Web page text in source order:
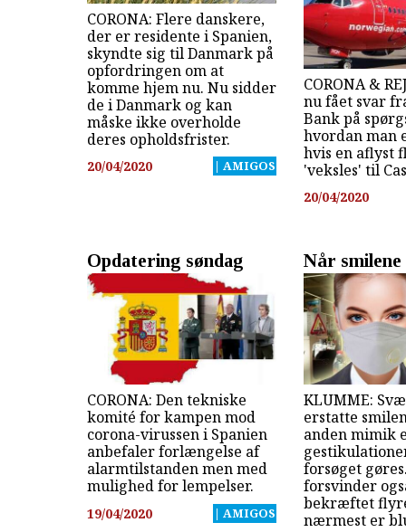
CORONA: Flere danskere,
der er residente i Spanien,
skyndte sig til Danmark på
opfordringen om at
komme hjem nu. Nu sidder
de i Danmark og kan
måske ikke overholde
deres opholdsfrister.
20/04/2020 | AMIGOS
CORONA &
nu fået svar
Bank på
hvordan man
hvis en aflyst
'veksles' til
20/04/2020
Opdatering søndag
CORONA: Den tekniske
komité for kampen mod
corona-virussen i Spanien
anbefaler forlængelse af
alarmtilstanden men med
mulighed for lempelser.
19/04/2020 | AMIGOS
Når
KLUMME:
erstatte
anden mimik
forsøget
forsvinder
bekræftet
nærmest er